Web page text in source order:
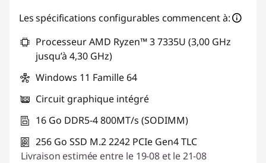
Bons de réduction en ligne :-€431,68
Code de réduction :THINKDEAL
Les spécifications configurables commencent à:
Processeur AMD Ryzen™ 3 7335U (3,00 GHz
jusqu’à 4,30 GHz)
Windows 11 Famille 64
Circuit graphique intégré
16 Go DDR5-4 800MT/s (SODIMM)
256 Go SSD M.2 2242 PCIe Gen4 TLC
Livraison estimée entre le 19-08 et le 21-08